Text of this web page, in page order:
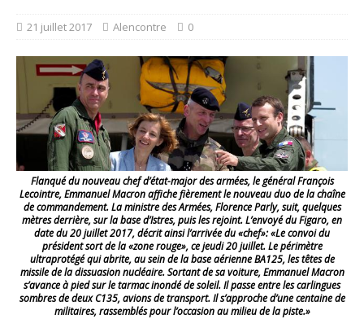
21 juillet 2017 Alencontre 0
Flanqué du nouveau chef d’état-major des armées, le général François
Lecointre, Emmanuel Macron affiche fièrement le nouveau duo de la chaîne
de commandement. La ministre des Armées, Florence Parly, suit, quelques
mètres derrière, sur la base d’Istres, puis les rejoint. L’envoyé du Figaro, en
date du 20 juillet 2017, décrit ainsi l’arrivée du «chef»: «Le convoi du
président sort de la «zone rouge», ce jeudi 20 juillet. Le périmètre
ultraprotégé qui abrite, au sein de la base aérienne BA125, les têtes de
missile de la dissuasion nucléaire. Sortant de sa voiture, Emmanuel Macron
s’avance à pied sur le tarmac inondé de soleil. Il passe entre les carlingues
sombres de deux C135, avions de transport. Il s’approche d’une centaine de
militaires, rassemblés pour l’occasion au milieu de la piste.»